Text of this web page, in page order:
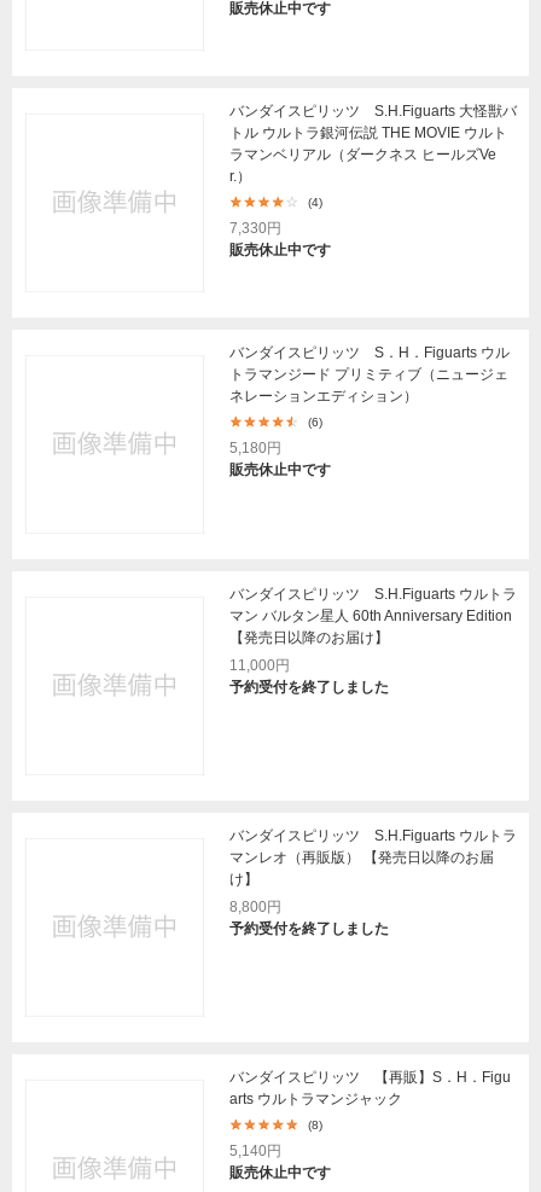
販売休止中です
バンダイスピリッツ S.H.Figuarts 大怪獣バ
トル ウルトラ銀河伝説 THE MOVIE ウルト
ラマンベリアル（ダークネス ヒールズVe
r.）
(4)
7,330円
販売休止中です
バンダイスピリッツ S．H．Figuarts ウル
トラマンジード プリミティブ（ニュージェ
ネレーションエディション）
(6)
5,180円
販売休止中です
バンダイスピリッツ S.H.Figuarts ウルトラ
マン バルタン星人 60th Anniversary Edition
【発売日以降のお届け】
11,000円
予約受付を終了しました
バンダイスピリッツ S.H.Figuarts ウルトラ
マンレオ（再販版） 【発売日以降のお届
け】
8,800円
予約受付を終了しました
バンダイスピリッツ 【再販】S．H．Figu
arts ウルトラマンジャック
(8)
5,140円
販売休止中です